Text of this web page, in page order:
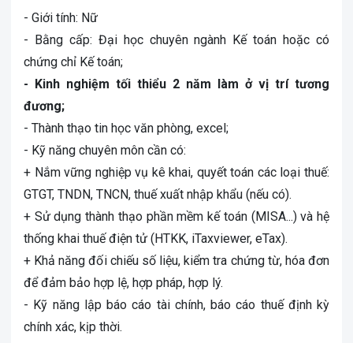
- Giới tính: Nữ
- Bằng cấp: Đại học chuyên ngành Kế toán hoặc có
chứng chỉ Kế toán;
- Kinh nghiệm tối thiểu 2 năm làm ở vị trí tương
đương;
- Thành thạo tin học văn phòng, excel;
- Kỹ năng chuyên môn cần có:
+ Nắm vững nghiệp vụ kê khai, quyết toán các loại thuế:
GTGT, TNDN, TNCN, thuế xuất nhập khẩu (nếu có).
+ Sử dụng thành thạo phần mềm kế toán (MISA...) và hệ
thống khai thuế điện tử (HTKK, iTaxviewer, eTax).
+ Khả năng đối chiếu số liệu, kiểm tra chứng từ, hóa đơn
để đảm bảo hợp lệ, hợp pháp, hợp lý.
- Kỹ năng lập báo cáo tài chính, báo cáo thuế định kỳ
chính xác, kịp thời.